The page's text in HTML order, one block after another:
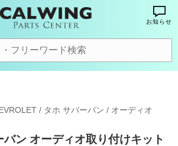
お知らせ
/ タホ サバーバン / オーディオ
ン オーディオ取り付けキット